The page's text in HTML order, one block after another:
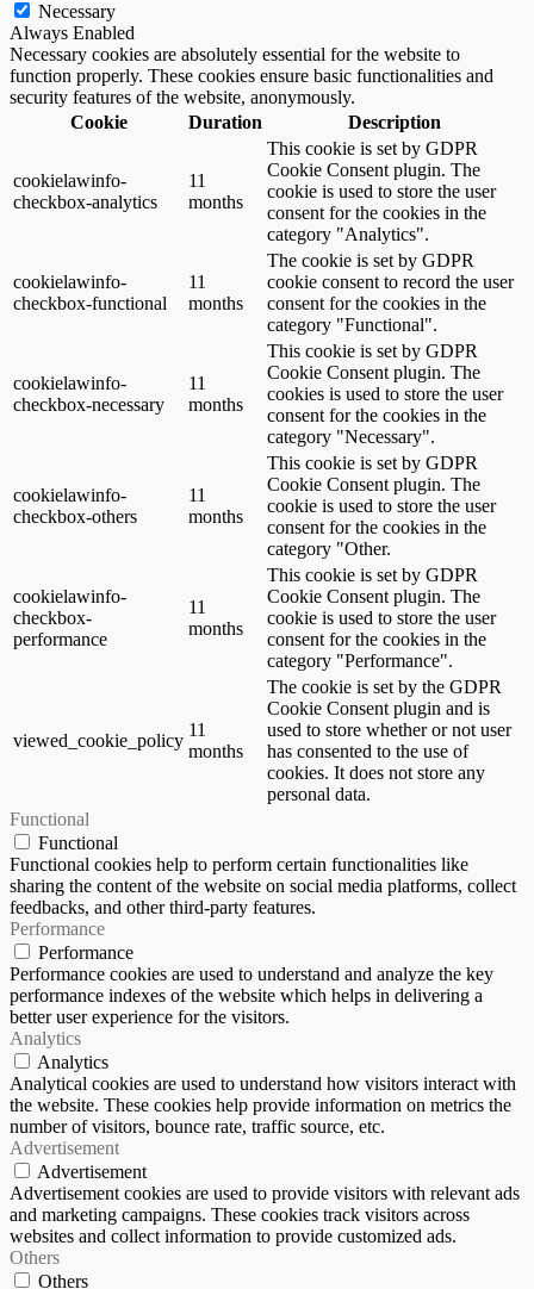
Necessary
Always Enabled
Necessary cookies are absolutely essential for the website to
function properly. These cookies ensure basic functionalities and
security features of the website, anonymously.
Cookie
Duration Description
cookielawinfo-
checkbox-analytics
11
months
This cookie is set by GDPR
Cookie Consent plugin. The
cookie is used to store the user
consent for the cookies in the
category "Analytics".
cookielawinfo-
checkbox-functional
11
months
The cookie is set by GDPR
cookie consent to record the user
consent for the cookies in the
category "Functional".
cookielawinfo-
checkbox-necessary
11
months
This cookie is set by GDPR
Cookie Consent plugin. The
cookies is used to store the user
consent for the cookies in the
category "Necessary".
cookielawinfo-
checkbox-others
11
months
This cookie is set by GDPR
Cookie Consent plugin. The
cookie is used to store the user
consent for the cookies in the
category "Other.
cookielawinfo-
checkbox-
performance
11
months
This cookie is set by GDPR
Cookie Consent plugin. The
cookie is used to store the user
consent for the cookies in the
category "Performance".
viewed_cookie_policy
11
months
The cookie is set by the GDPR
Cookie Consent plugin and is
used to store whether or not user
has consented to the use of
cookies. It does not store any
personal data.
Functional
Functional
Functional cookies help to perform certain functionalities like
sharing the content of the website on social media platforms, collect
feedbacks, and other third-party features.
Performance
Performance
Performance cookies are used to understand and analyze the key
performance indexes of the website which helps in delivering a
better user experience for the visitors.
Analytics
Analytics
Analytical cookies are used to understand how visitors interact with
the website. These cookies help provide information on metrics the
number of visitors, bounce rate, traffic source, etc.
Advertisement
Advertisement
Advertisement cookies are used to provide visitors with relevant ads
and marketing campaigns. These cookies track visitors across
websites and collect information to provide customized ads.
Others
Others